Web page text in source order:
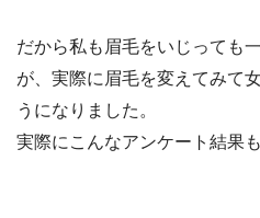
だから私も眉毛をいじっても
が、実際に眉毛を変えてみて
うになりました。
実際にこんなアンケート結果